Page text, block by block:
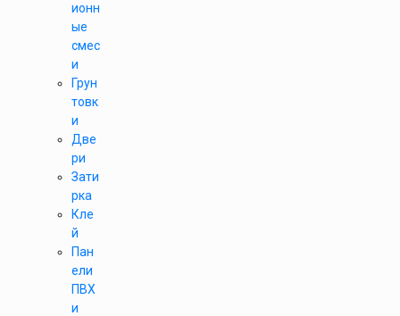
ионн
ые
смес
и
Грун
товк
и
Две
ри
Зати
рка
Кле
й
Пан
ели
ПВХ
и